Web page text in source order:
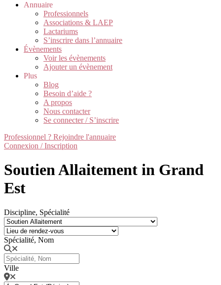
Annuaire
Professionnels
Associations & LAEP
Lactariums
S’inscrire dans l’annuaire
Évènements
Voir les évènements
Ajouter un évènement
Plus
Blog
Besoin d’aide ?
A propos
Nous contacter
Se connecter / S’inscrire
Professionnel ? Rejoindre l'annuaire
Connexion / Inscription
Soutien Allaitement in Grand
Est
Discipline, Spécialité
Spécialité, Nom
Ville